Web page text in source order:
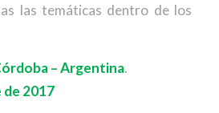
las temáticas dentro de los
– Argentina.
2017